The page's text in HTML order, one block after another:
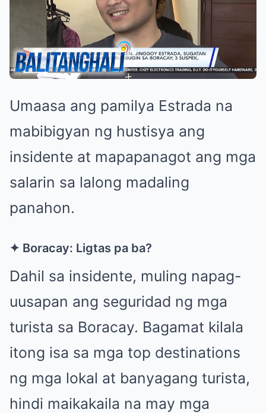
Umaasa ang pamilya Estrada na
mabibigyan ng hustisya ang
insidente at mapapanagot ang mga
salarin sa lalong madaling
panahon.
✦ Boracay: Ligtas pa ba?
Dahil sa insidente, muling napag-
uusapan ang seguridad ng mga
turista sa Boracay. Bagamat kilala
itong isa sa mga top destinations
ng mga lokal at banyagang turista,
hindi maikakaila na may mga